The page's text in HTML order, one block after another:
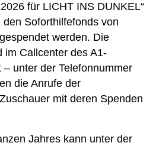
für LICHT INS DUNKEL“
Soforthilfefonds von
werden. Die
im Callcenter des A1-
unter der Telefonnummer
die Anrufe der
mit deren Spenden
Jahres kann unter der